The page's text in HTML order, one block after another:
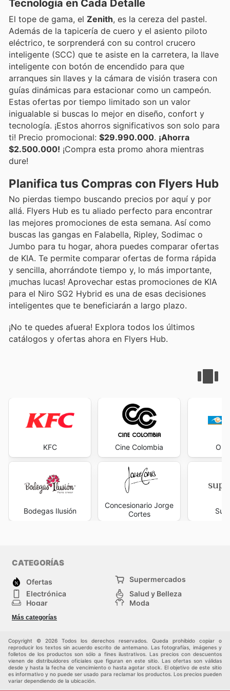
Tecnología en Cada Detalle
El tope de gama, el Zenith, es la cereza del pastel.
Además de la tapicería de cuero y el asiento piloto
eléctrico, te sorprenderá con su control crucero
inteligente (SCC) que te asiste en la carretera, la llave
inteligente con botón de encendido para que
arranques sin llaves y la cámara de visión trasera con
guías dinámicas para estacionar como un campeón.
Estas ofertas por tiempo limitado son un valor
inigualable si buscas lo mejor en diseño, confort y
tecnología. ¡Estos ahorros significativos son solo para
ti! Precio promocional: $29.990.000. ¡Ahorra
$2.500.000! ¡Compra esta promo ahora mientras
dure!
Planifica tus Compras con Flyers Hub
No pierdas tiempo buscando precios por aquí y por
allá. Flyers Hub es tu aliado perfecto para encontrar
las mejores promociones de esta semana. Así como
buscas las gangas en Falabella, Ripley, Sodimac o
Jumbo para tu hogar, ahora puedes comparar ofertas
de KIA. Te permite comparar ofertas de forma rápida
y sencilla, ahorrándote tiempo y, lo más importante,
¡muchas lucas! Aprovechar estas promociones de KIA
para el Niro SG2 Hybrid es una de esas decisiones
inteligentes que te beneficiarán a largo plazo.
¡No te quedes afuera! Explora todos los últimos
catálogos y ofertas ahora en Flyers Hub.
KFC
Bodegas Ilusión
Cine Colombia
Concesionario Jorge
Cortes
CATEGORÍAS
Ofertas
Supermercados
Electrónica
Salud y Belleza
Hogar
Moda
Herramientas y jardinería
Infancia
Más categorías
Copyright © 2026 Todos los derechos reservados. Queda prohibido copiar o
reproducir los textos sin acuerdo escrito de antemano. Las fotografías, imágenes y
folletos de los productos son sólo a fines ilustrativos. Las precios con descuentos
vienen de distribuidores oficiales que figuran en este sitio. Las ofertas son válidas
desde y hasta la fecha de vencimiento o hasta agotar stock. El objetivo de este sitio
es informativo y no puede ser usado para reclamar los productos. Los precios pueden
variar dependiendo de la ubicación.